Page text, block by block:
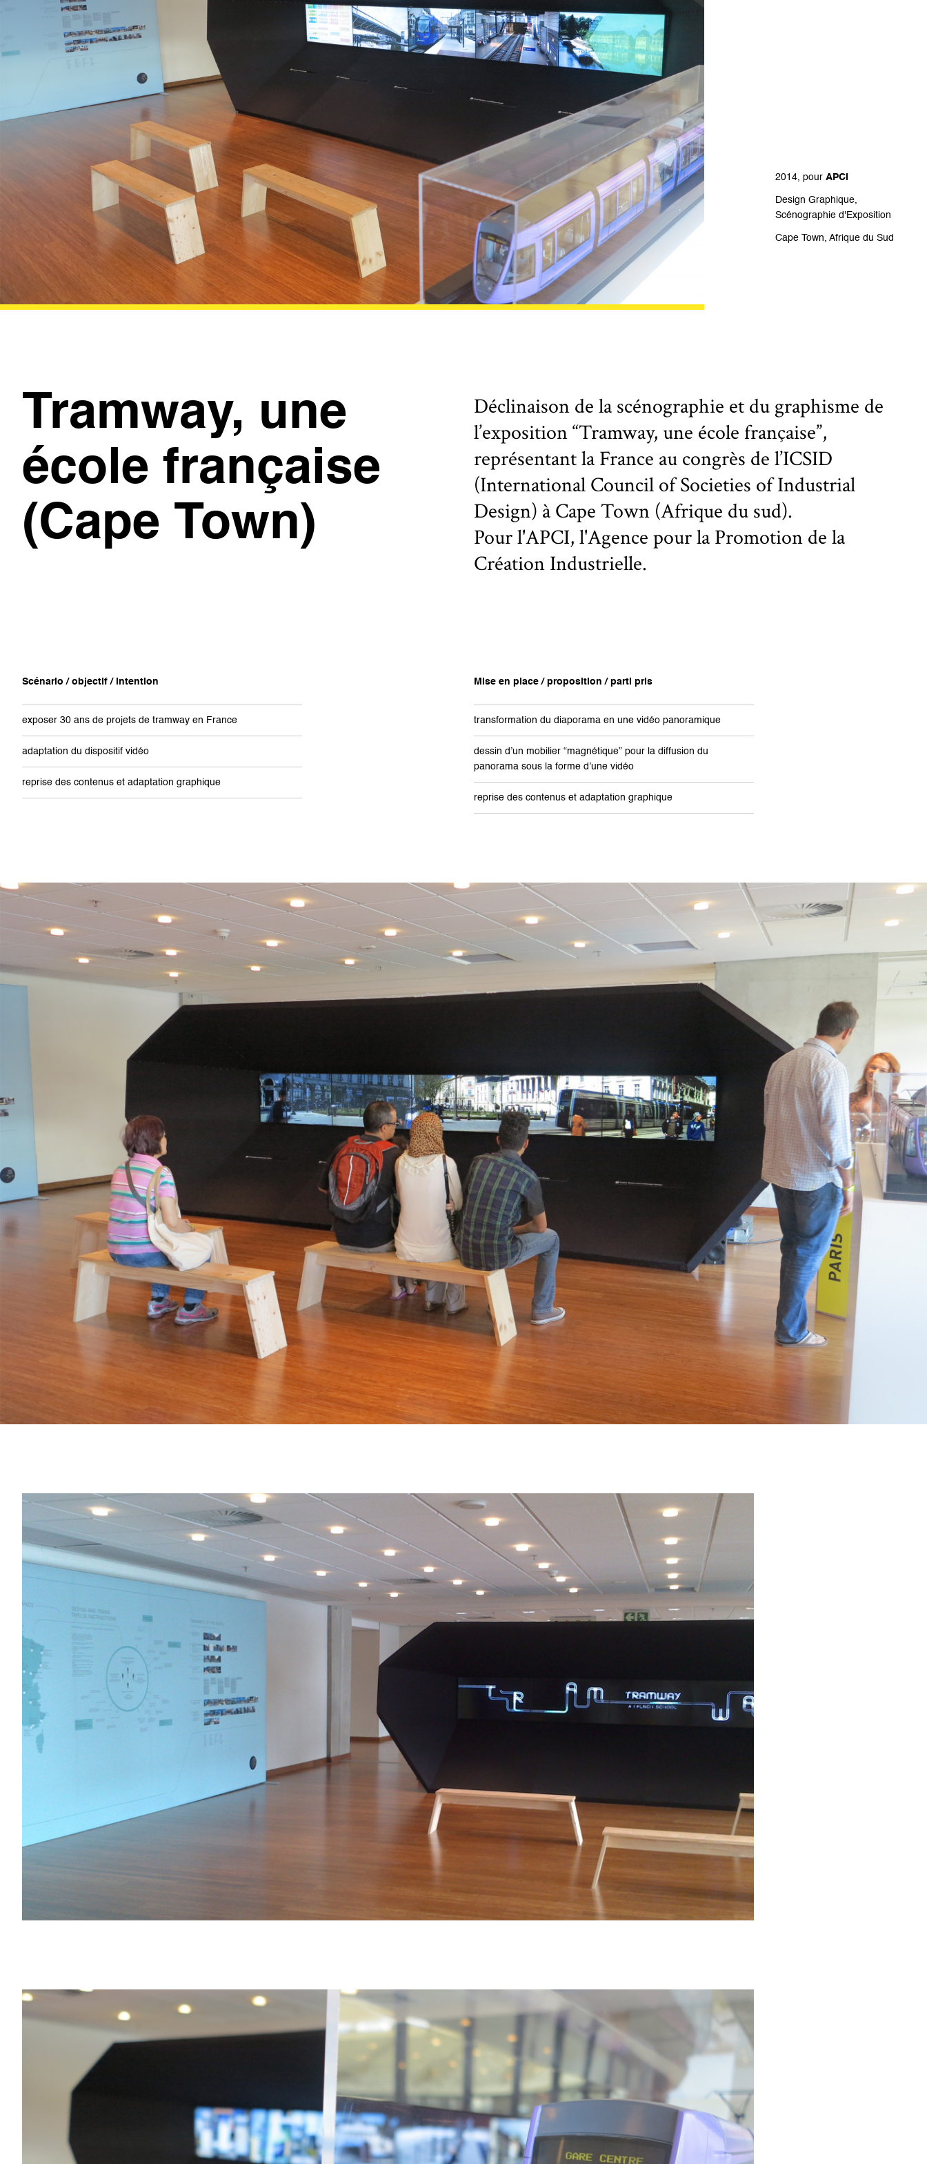
2014, pourAPCI
Design Graphique,
Scénographie d'Exposition
Cape Town, Afrique du Sud
Tramway, une
école française
(Cape Town)
Déclinaison de la scénographie et du graphisme de
l’exposition “Tramway, une école française”,
représentant la France au congrès de l’ICSID
(International Council of Societies of Industrial
Design) à Cape Town (Afrique du sud).
Pour l'APCI, l'Agence pour la Promotion de la
Création Industrielle.
Scénario / objectif / intention
exposer 30 ans de projets de tramway en France
adaptation du dispositif vidéo
reprise des contenus et adaptation graphique
Mise en place / proposition / parti pris
transformation du diaporama en une vidéo panoramique
dessin d’un mobilier “magnétique” pour la diffusion du
panorama sous la forme d’une vidéo
reprise des contenus et adaptation graphique